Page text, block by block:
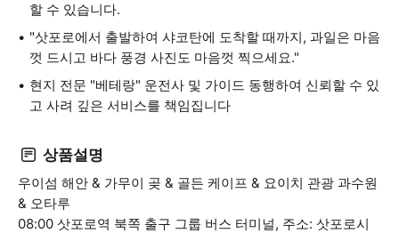
할 수 있습니다.
"삿포로에서 출발하여 샤코탄에 도착할 때까지, 과일은 마음
껏 드시고 바다 풍경 사진도 마음껏 찍으세요."
현지 전문 "베테랑" 운전사 및 가이드 동행하여 신뢰할 수 있
고 사려 깊은 서비스를 책임집니다
상품설명
우이섬 해안 & 가무이 곶 & 골든 케이프 & 요이치 관광 과수원
& 오타루
08:00 삿포로역 북쪽 출구 그룹 버스 터미널, 주소: 삿포로시